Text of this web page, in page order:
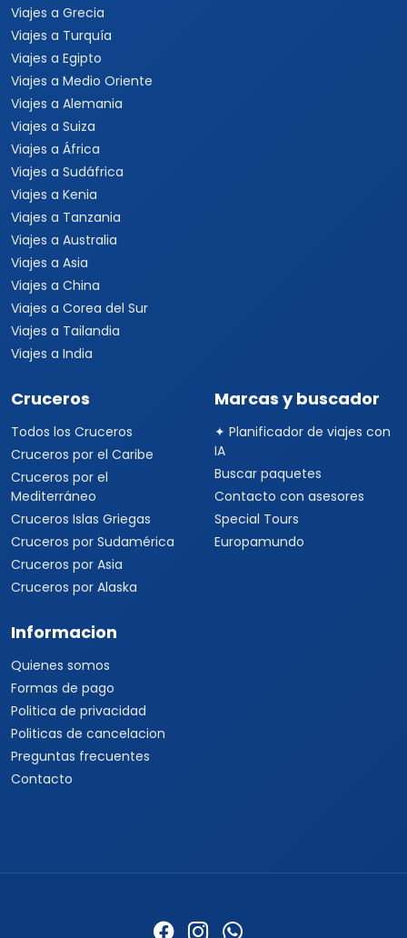
Viajes a Grecia
Viajes a Turquía
Viajes a Egipto
Viajes a Medio Oriente
Viajes a Alemania
Viajes a Suiza
Viajes a África
Viajes a Sudáfrica
Viajes a Kenia
Viajes a Tanzania
Viajes a Australia
Viajes a Asia
Viajes a China
Viajes a Corea del Sur
Viajes a Tailandia
Viajes a India
Cruceros
Todos los Cruceros
Cruceros por el Caribe
Cruceros por el
Mediterráneo
Cruceros Islas Griegas
Cruceros por Sudamérica
Cruceros por Asia
Cruceros por Alaska
Marcas y buscador
✦ Planificador de viajes con
IA
Buscar paquetes
Contacto con asesores
Special Tours
Europamundo
Informacion
Quienes somos
Formas de pago
Politica de privacidad
Politicas de cancelacion
Preguntas frecuentes
Contacto